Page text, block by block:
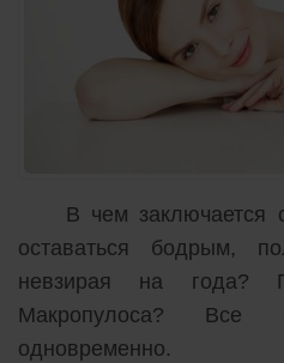
В чем заключается
оставаться бодрым,
невзирая на года?
Макропулоса?
одновременно.